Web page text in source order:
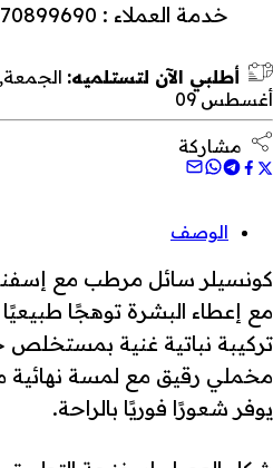
خدمة العملاء : 0770899690
أطلبي الآن لتستلميه:
أغسطس 09
مشاركة
الوصف
كونسيلر سائل مرطب مع
مع إعطاء البشرة توهجًا
تركيبة نباتية غنية
مخملي رقيق مع لمسة نهائية
يوفر شعورًا فوريًا بالراحة.